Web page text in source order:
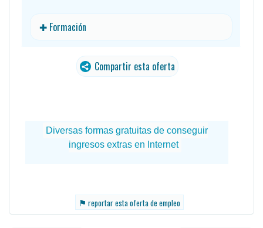
✚ Formación
Compartir esta oferta
⚑ reportar esta oferta de empleo